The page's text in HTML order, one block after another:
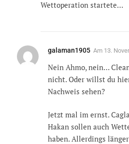
Wettoperation startete…
galaman1905 Am 13.
Nein Ahmo, nein…
nicht. Oder willst du
Nachweis sehen?
Jetzt mal im ernst.
Hakan sollen auch
haben. Allerdings